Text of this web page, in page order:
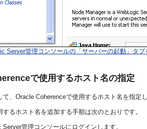
Server管理コンソールの「サーバーの起動」タ
で使用するホスト名の指定
、Oracle Coherenceで使用するホスト名を指定
るホスト名を追加する手順は次のとおりです。
管理コンソールにログインします。